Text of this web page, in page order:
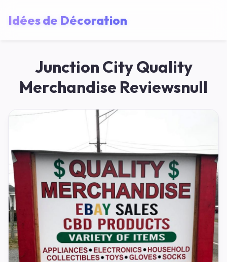
Idées de Décoration
Junction City Quality
Merchandise Reviewsnull